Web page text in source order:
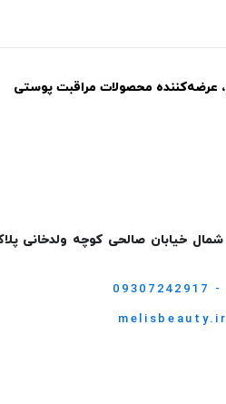
عرضه‌کننده محصولات مراقبت پوستی
شمال خیابان صالحی کوچه ولدخانی
09307242917 -